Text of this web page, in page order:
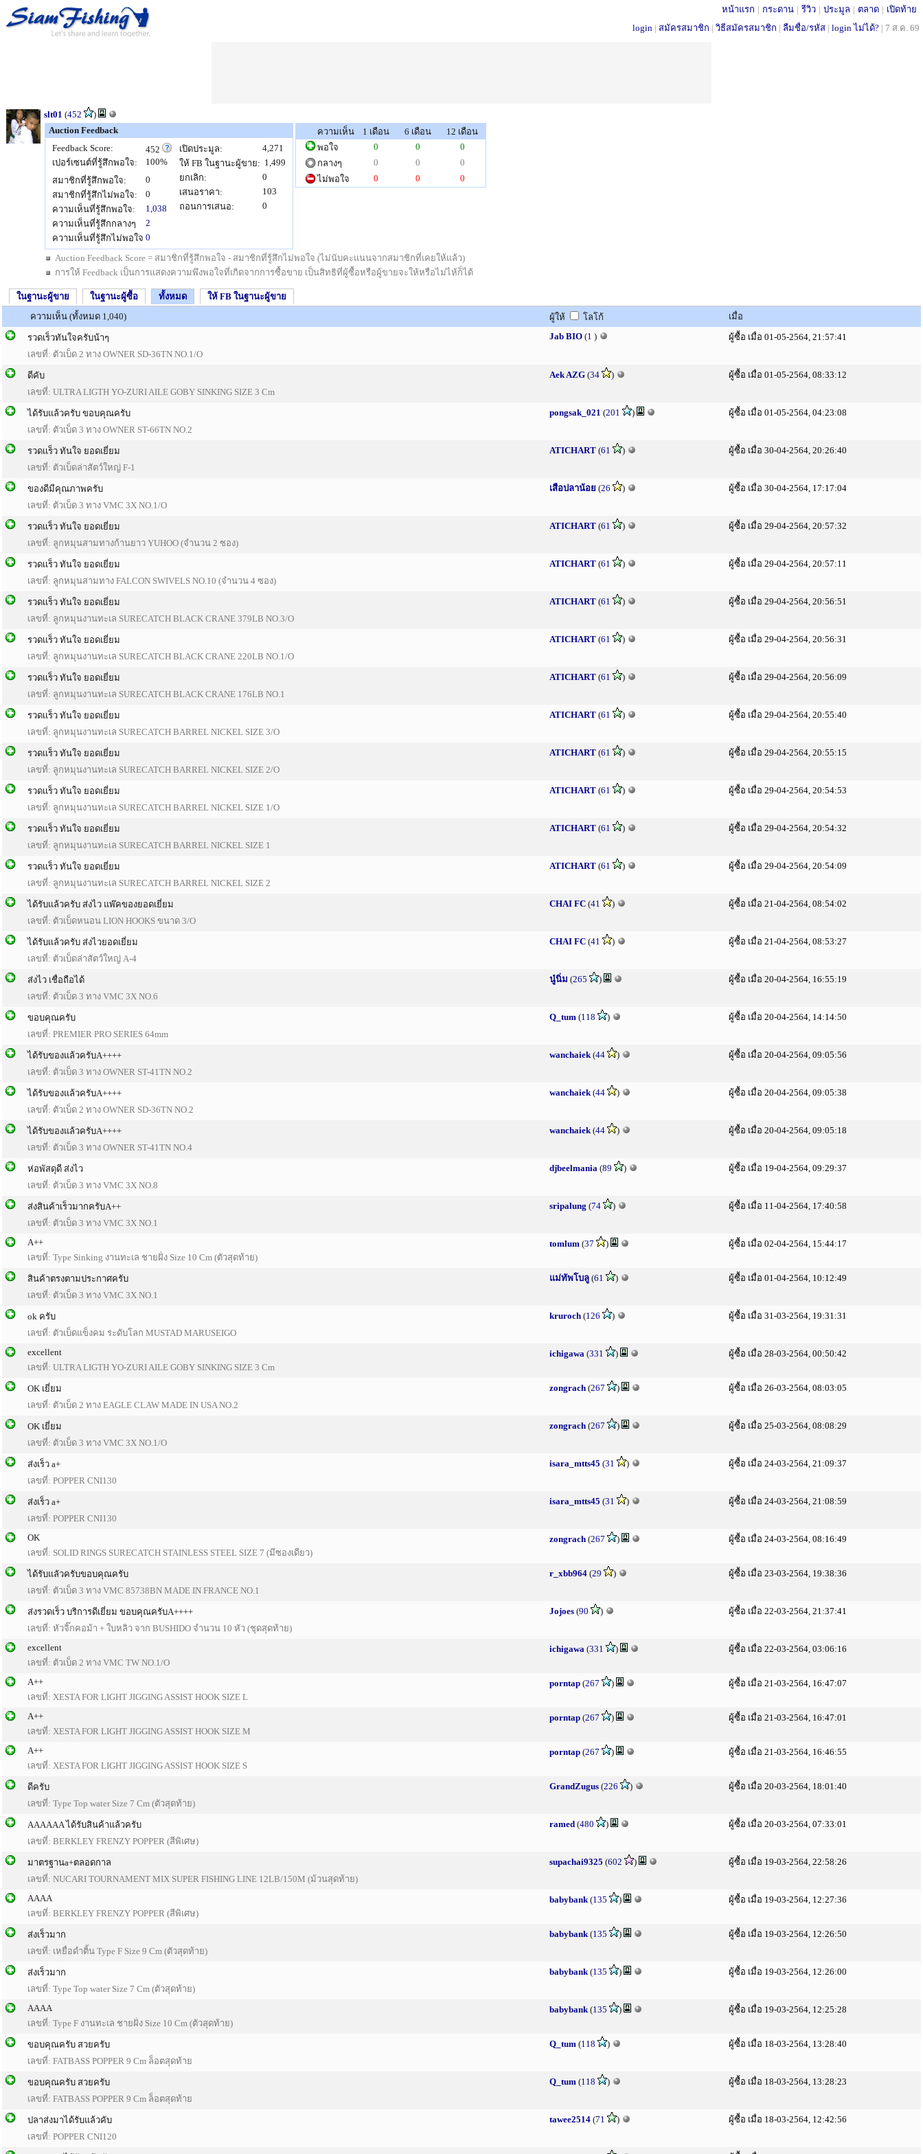
หน้าแรก | กระดาน | รีวิว | ประมูล | ตลาด | เปิดท้าย
login | สมัครสมาชิก | วิธีสมัครสมาชิก | ลืมชื่อ/รหัส | login ไม่ได้? | 7 ส.ค. 69
slt01 (452
)
Auction Feedback
Feedback Score:
452
เปอร์เซนต์ที่รู้สึกพอใจ:
100%
สมาชิกที่รู้สึกพอใจ:
0
สมาชิกที่รู้สึกไม่พอใจ:
0
ความเห็นที่รู้สึกพอใจ:
1,038
ความเห็นที่รู้สึกกลางๆ
2
ความเห็นที่รู้สึกไม่พอใจ 0
เปิดประมูล:
4,271
ให้ FB ในฐานะผู้ขาย: 1,499
ยกเลิก:
0
เสนอราคา:
103
ถอนการเสนอ:
0
ความเห็น 1 เดือน 6 เดือน
12 เดือน
พอใจ
0 0
0
กลางๆ
0 0
0
ไม่พอใจ
0 0 0
Auction Feedback Score = สมาชิกที่รู้สึกพอใจ - สมาชิกที่รู้สึกไม่พอใจ (ไม่นับคะแนนจากสมาชิกที่เคยให้แล้ว)
การให้ Feedback เป็นการแสดงความพึงพอใจที่เกิดจากการซื้อขาย เป็นสิทธิที่ผู้ซื้อหรือผู้ขายจะให้หรือไม่ไห้ก็ได้
ในฐานะผู้ขาย ในฐานะผู้ซื้อ ทั้งหมด
ให้ FB ในฐานะผู้ขาย
ความเห็น (ทั้งหมด 1,040)
ผู้ให้ โลโก้ เมื่อ
รวดเร็วทันใจครับน้าๆ
เลขที่: ตัวเบ็ด 2 ทาง OWNER SD-36TN NO.1/O
Jab BIO (1 ) ผู้ซื้อ เมื่อ 01-05-2564, 21:57:41
ดีคับ
เลขที่: ULTRA LIGTH YO-ZURI AILE GOBY SINKING SIZE 3 Cm
Aek AZG (34 ) ผู้ซื้อ เมื่อ 01-05-2564, 08:33:12
ได้รับแล้วครับ ขอบคุณครับ
เลขที่: ตัวเบ็ด 3 ทาง OWNER ST-66TN NO.2
pongsak_021 (201 ) ผู้ซื้อ เมื่อ 01-05-2564, 04:23:08
รวดเเร็ว ทันใจ ยอดเยี่ยม
เลขที่: ตัวเบ็ดล่าสัตว์ใหญ่ F-1
ATICHART (61 ) ผู้ซื้อ เมื่อ 30-04-2564, 20:26:40
ของดีมีคุณภาพครับ
เลขที่: ตัวเบ็ด 3 ทาง VMC 3X NO.1/O
เสือปลาน้อย (26 ) ผู้ซื้อ เมื่อ 30-04-2564, 17:17:04
รวดเเร็ว ทันใจ ยอดเยี่ยม
เลขที่: ลูกหมุนสามทางก้านยาว YUHOO (จำนวน 2 ซอง)
ATICHART (61 ) ผู้ซื้อ เมื่อ 29-04-2564, 20:57:32
รวดเเร็ว ทันใจ ยอดเยี่ยม
เลขที่: ลูกหมุนสามทาง FALCON SWIVELS NO.10 (จำนวน 4 ซอง)
ATICHART (61 ) ผู้ซื้อ เมื่อ 29-04-2564, 20:57:11
รวดเเร็ว ทันใจ ยอดเยี่ยม
เลขที่: ลูกหมุนงานทะเล SURECATCH BLACK CRANE 379LB NO.3/O
ATICHART (61 ) ผู้ซื้อ เมื่อ 29-04-2564, 20:56:51
รวดเเร็ว ทันใจ ยอดเยี่ยม
เลขที่: ลูกหมุนงานทะเล SURECATCH BLACK CRANE 220LB NO.1/O
ATICHART (61 ) ผู้ซื้อ เมื่อ 29-04-2564, 20:56:31
รวดเเร็ว ทันใจ ยอดเยี่ยม
เลขที่: ลูกหมุนงานทะเล SURECATCH BLACK CRANE 176LB NO.1
ATICHART (61 ) ผู้ซื้อ เมื่อ 29-04-2564, 20:56:09
รวดเเร็ว ทันใจ ยอดเยี่ยม
เลขที่: ลูกหมุนงานทะเล SURECATCH BARREL NICKEL SIZE 3/O
ATICHART (61 ) ผู้ซื้อ เมื่อ 29-04-2564, 20:55:40
รวดเเร็ว ทันใจ ยอดเยี่ยม
เลขที่: ลูกหมุนงานทะเล SURECATCH BARREL NICKEL SIZE 2/O
ATICHART (61 ) ผู้ซื้อ เมื่อ 29-04-2564, 20:55:15
รวดเเร็ว ทันใจ ยอดเยี่ยม
เลขที่: ลูกหมุนงานทะเล SURECATCH BARREL NICKEL SIZE 1/O
ATICHART (61 ) ผู้ซื้อ เมื่อ 29-04-2564, 20:54:53
รวดเเร็ว ทันใจ ยอดเยี่ยม
เลขที่: ลูกหมุนงานทะเล SURECATCH BARREL NICKEL SIZE 1
ATICHART (61 ) ผู้ซื้อ เมื่อ 29-04-2564, 20:54:32
รวดเเร็ว ทันใจ ยอดเยี่ยม
เลขที่: ลูกหมุนงานทะเล SURECATCH BARREL NICKEL SIZE 2
ATICHART (61 ) ผู้ซื้อ เมื่อ 29-04-2564, 20:54:09
ได้รับแล้วครับ ส่งไว แพ๊คของยอดเยี่ยม
เลขที่: ตัวเบ็ดหนอน LION HOOKS ขนาด 3/O
CHAI FC (41 ) ผู้ซื้อ เมื่อ 21-04-2564, 08:54:02
ได้รับเเล้วครับ ส่งไวยอดเยี่ยม
เลขที่: ตัวเบ็ดล่าสัตว์ใหญ่ A-4
CHAI FC (41 ) ผู้ซื้อ เมื่อ 21-04-2564, 08:53:27
ส่งไว เชื่อถือได้
เลขที่: ตัวเบ็ด 3 ทาง VMC 3X NO.6
นู๋นิ่ม (265 ) ผู้ซื้อ เมื่อ 20-04-2564, 16:55:19
ขอบคุณครับ
เลขที่: PREMIER PRO SERIES 64mm
Q_tum (118 ) ผู้ซื้อ เมื่อ 20-04-2564, 14:14:50
ได้รับของแล้วครับA++++
เลขที่: ตัวเบ็ด 3 ทาง OWNER ST-41TN NO.2
wanchaiek(44 ) ผู้ซื้อ เมื่อ 20-04-2564, 09:05:56
ได้รับของแล้วครับA++++
เลขที่: ตัวเบ็ด 2 ทาง OWNER SD-36TN NO.2
wanchaiek(44 ) ผู้ซื้อ เมื่อ 20-04-2564, 09:05:38
ได้รับของแล้วครับA++++
เลขที่: ตัวเบ็ด 3 ทาง OWNER ST-41TN NO.4
wanchaiek(44 ) ผู้ซื้อ เมื่อ 20-04-2564, 09:05:18
ห่อพัสดุดี ส่งไว
เลขที่: ตัวเบ็ด 3 ทาง VMC 3X NO.8
djbeelmania (89 ) ผู้ซื้อ เมื่อ 19-04-2564, 09:29:37
ส่งสินค้าเร็วมากครับA++
เลขที่: ตัวเบ็ด 3 ทาง VMC 3X NO.1
sripalung (74 ) ผู้ซื้อ เมื่อ 11-04-2564, 17:40:58
A++
เลขที่: Type Sinking งานทะเล ชายฝั่ง Size 10 Cm (ตัวสุดท้าย)
tomlum (37 ) ผู้ซื้อ เมื่อ 02-04-2564, 15:44:17
สินค้าตรงตามประกาศครับ
เลขที่: ตัวเบ็ด 3 ทาง VMC 3X NO.1
แม่ทัพโบลู (61 ) ผู้ซื้อ เมื่อ 01-04-2564, 10:12:49
ok ครับ
เลขที่: ตัวเบ็ดแข็งคม ระดับโลก MUSTAD MARUSEIGO
kruroch (126 ) ผู้ซื้อ เมื่อ 31-03-2564, 19:31:31
excellent
เลขที่: ULTRA LIGTH YO-ZURI AILE GOBY SINKING SIZE 3 Cm
ichigawa (331 ) ผู้ซื้อ เมื่อ 28-03-2564, 00:50:42
OK เยี่ยม
เลขที่: ตัวเบ็ด 2 ทาง EAGLE CLAW MADE IN USA NO.2
zongrach (267 ) ผู้ซื้อ เมื่อ 26-03-2564, 08:03:05
OK เยี่ยม
เลขที่: ตัวเบ็ด 3 ทาง VMC 3X NO.1/O
zongrach (267 ) ผู้ซื้อ เมื่อ 25-03-2564, 08:08:29
ส่งเร็ว a+
เลขที่: POPPER CNI130
isara_mtts45 (31 ) ผู้ซื้อ เมื่อ 24-03-2564, 21:09:37
ส่งเร็ว a+
เลขที่: POPPER CNI130
isara_mtts45 (31 ) ผู้ซื้อ เมื่อ 24-03-2564, 21:08:59
OK
เลขที่: SOLID RINGS SURECATCH STAINLESS STEEL SIZE 7 (มีซองเดียว)
zongrach (267 ) ผู้ซื้อ เมื่อ 24-03-2564, 08:16:49
ได้รับแลัวครับขอบคุณครับ
เลขที่: ตัวเบ็ด 3 ทาง VMC 85738BN MADE IN FRANCE NO.1
r_xbb964 (29 ) ผู้ซื้อ เมื่อ 23-03-2564, 19:38:36
ส่งรวดเร็ว บริการดีเยี่ยม ขอบคุณครับA++++
เลขที่: หัวจิ๊กคอม้า + ใบหลิว จาก BUSHIDO จำนวน 10 หัว (ชุดสุดท้าย)
Jojoes (90 ) ผู้ซื้อ เมื่อ 22-03-2564, 21:37:41
excellent
เลขที่: ตัวเบ็ด 2 ทาง VMC TW NO.1/O
ichigawa (331 ) ผู้ซื้อ เมื่อ 22-03-2564, 03:06:16
A++
เลขที่: XESTA FOR LIGHT JIGGING ASSIST HOOK SIZE L
porntap (267 ) ผู้ซื้อ เมื่อ 21-03-2564, 16:47:07
A++
เลขที่: XESTA FOR LIGHT JIGGING ASSIST HOOK SIZE M
porntap (267 ) ผู้ซื้อ เมื่อ 21-03-2564, 16:47:01
A++
เลขที่: XESTA FOR LIGHT JIGGING ASSIST HOOK SIZE S
porntap (267 ) ผู้ซื้อ เมื่อ 21-03-2564, 16:46:55
ดีครับ
เลขที่: Type Top water Size 7 Cm (ตัวสุดท้าย)
GrandZugus (226 ) ผู้ซื้อ เมื่อ 20-03-2564, 18:01:40
AAAAAA ได้รับสินค้าแล้วครับ
เลขที่: BERKLEY FRENZY POPPER (สีพิเศษ)
ramed (480 ) ผู้ซื้อ เมื่อ 20-03-2564, 07:33:01
มาตรฐานa+ตลอดกาล
เลขที่: NUCARI TOURNAMENT MIX SUPER FISHING LINE 12LB/150M (ม้วนสุดท้าย)
supachai9325 (602 ) ผู้ซื้อ เมื่อ 19-03-2564, 22:58:26
AAAA
เลขที่: BERKLEY FRENZY POPPER (สีพิเศษ)
babybank(135 ) ผู้ซื้อ เมื่อ 19-03-2564, 12:27:36
ส่งเร็วมาก
เลขที่: เหยื่อดำติ้น Type F Size 9 Cm (ตัวสุดท้าย)
babybank(135 ) ผู้ซื้อ เมื่อ 19-03-2564, 12:26:50
ส่งเร็วมาก
เลขที่: Type Top water Size 7 Cm (ตัวสุดท้าย)
babybank(135 ) ผู้ซื้อ เมื่อ 19-03-2564, 12:26:00
AAAA
เลขที่: Type F งานทะเล ชายฝั่ง Size 10 Cm (ตัวสุดท้าย)
babybank(135 ) ผู้ซื้อ เมื่อ 19-03-2564, 12:25:28
ขอบคุณครับ สวยครับ
เลขที่: FATBASS POPPER 9 Cm ล็อตสุดท้าย
Q_tum (118 ) ผู้ซื้อ เมื่อ 18-03-2564, 13:28:40
ขอบคุณครับ สวยครับ
เลขที่: FATBASS POPPER 9 Cm ล็อตสุดท้าย
Q_tum (118 ) ผู้ซื้อ เมื่อ 18-03-2564, 13:28:23
ปลาส่งมาได้รับแล้วคับ
เลขที่: POPPER CNI120
tawee2514 (71 ) ผู้ซื้อ เมื่อ 18-03-2564, 12:42:56